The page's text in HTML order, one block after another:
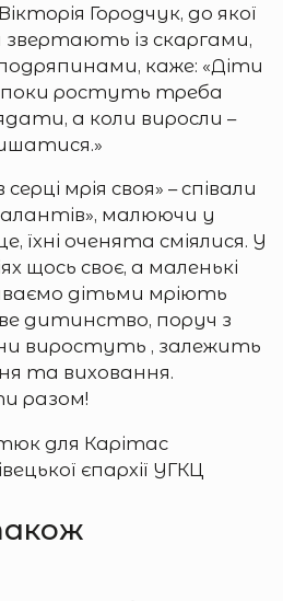
Городчук, до якої
звертають із скаргами,
каже: «Діти
поки ростуть треба
а коли виросли –
мрія своя» – співали
малюючи у
їхні оченята сміялися. У
щось своє, а маленькі
дітьми мріють
дитинство, поруч з
виростуть , залежить
та виховання.
разом!
для Карітас
єпархії УГКЦ